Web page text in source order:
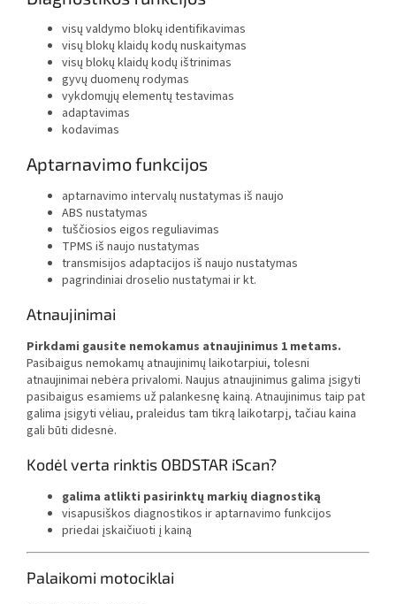
visų valdymo blokų identifikavimas
visų blokų klaidų kodų nuskaitymas
visų blokų klaidų kodų ištrinimas
gyvų duomenų rodymas
vykdomųjų elementų testavimas
adaptavimas
kodavimas
Aptarnavimo funkcijos
aptarnavimo intervalų nustatymas iš naujo
ABS nustatymas
tuščiosios eigos reguliavimas
TPMS iš naujo nustatymas
transmisijos adaptacijos iš naujo nustatymas
pagrindiniai droselio nustatymai ir kt.
Atnaujinimai
Pirkdami gausite nemokamus atnaujinimus 1 metams.
Pasibaigus nemokamų atnaujinimų laikotarpiui, tolesni
atnaujinimai nebėra privalomi. Naujus atnaujinimus galima įsigyti
pasibaigus esamiems už palankesnę kainą. Atnaujinimus taip pat
galima įsigyti vėliau, praleidus tam tikrą laikotarpį, tačiau kaina
gali būti didesnė.
Kodėl verta rinktis OBDSTAR iScan?
galima atlikti pasirinktų markių diagnostiką
visapusiškos diagnostikos ir aptarnavimo funkcijos
priedai įskaičiuoti į kainą
Palaikomi motociklai